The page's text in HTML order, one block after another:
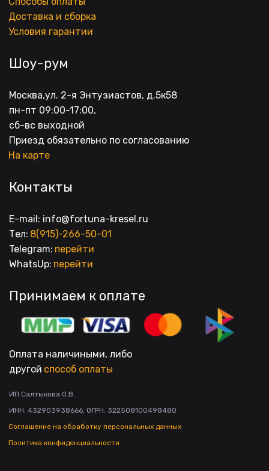
Доставка и сборка
Условия гарантии
Шоу-рум
Москва,ул. 2-я Энтузиастов, д.5к58
пн-пт 09:00-17:00,
сб-вс выходной
Приезд обязательно по согласованию
На карте
Контакты
E-mail: info@fortuna-kresel.ru
Тел: 8(915)-266-50-01
Telegram: перейти
WhatsUp: перейти
Принимаем к оплате
Оплата наличиными, либо
другой способ оплаты
ИП Салтыкова О.В.
ИНН: 432903938666, ОГРН: 322508100498480
Соглашение на обработку персональных данных
Политика конфиденциальности